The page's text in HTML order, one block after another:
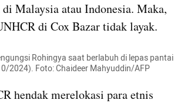
Malaysia atau Indonesia. Maka,
di Cox Bazar tidak layak.
Rohingya saat berlabuh di lepas pantai
2024). Foto: Chaideer Mahyuddin/AFP
hendak merelokasi para etnis